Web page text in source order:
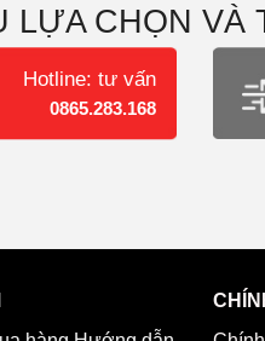
LỰA CHỌN VÀ
Hotline: tư vấn
0865.283.168